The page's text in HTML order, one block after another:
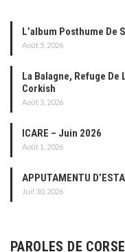
L’album Posthume De
Août 5, 2026
La Balagne, Refuge
Corkish
Août 3, 2026
ICARE – Juin 2026
Août 1, 2026
APPUTAMENTU
Juil 30, 2026
PAROLES DE